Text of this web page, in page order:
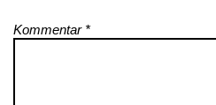
Kommentar *